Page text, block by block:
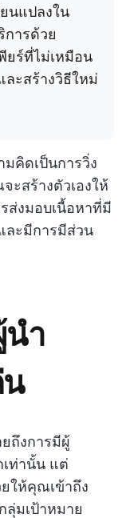
นแปลงใน
การด้วย
ยร์ที่ไม่เหมือน
ละสร้างวิธีใหม่
คิดเป็นการวิ่ง
ะสร้างตัวเองให้
ส่งมอบเนื้อหาที่มี
ละมีการมีส่วน
ำ
ถึงการมีผู้
ท่านั้น แต่
ให้คุณเข้าถึง
มเป้าหมาย